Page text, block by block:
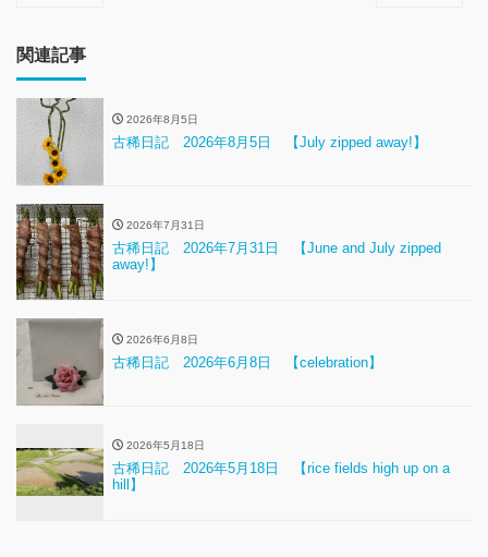
関連記事
2026年8月5日
古稀日記 2026年8月5日 【July zipped away!】
2026年7月31日
古稀日記 2026年7月31日 【June and July zipped
away!】
2026年6月8日
古稀日記 2026年6月8日 【celebration】
2026年5月18日
古稀日記 2026年5月18日 【rice fields high up on a
hill】